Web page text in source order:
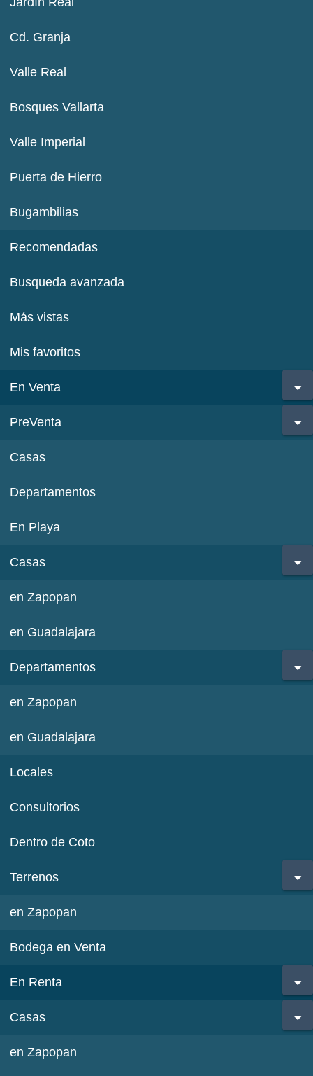
Cd. Granja
Valle Real
Bosques Vallarta
Valle Imperial
Puerta de Hierro
Bugambilias
Recomendadas
Busqueda avanzada
Más vistas
Mis favoritos
En Venta
PreVenta
Casas
Departamentos
En Playa
Casas
en Zapopan
en Guadalajara
Departamentos
en Zapopan
en Guadalajara
Locales
Consultorios
Dentro de Coto
Terrenos
en Zapopan
Bodega en Venta
En Renta
Casas
en Zapopan